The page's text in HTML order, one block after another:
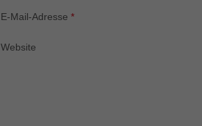
E-Mail-Adresse *
Website